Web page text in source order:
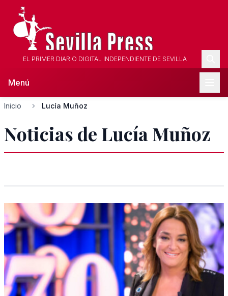
EL PRIMER DIARIO DIGITAL INDEPENDIENTE DE SEVILLA
Menú
Inicio Lucía Muñoz
Noticias de Lucía Muñoz